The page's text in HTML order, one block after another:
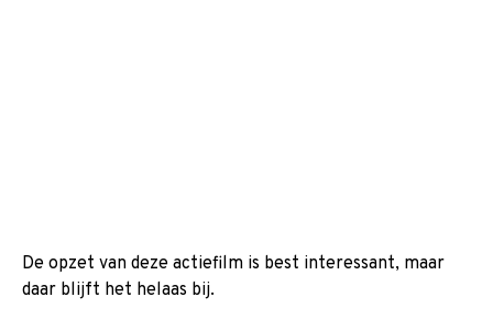
De opzet van deze actiefilm is best interessant, maar
daar blijft het helaas bij.